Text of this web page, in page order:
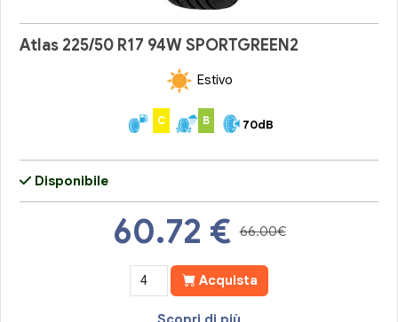
Atlas 225/50 R17 94W SPORTGREEN2
Estivo
C B 70dB
Disponibile
60.72 € 66.00€
Acquista